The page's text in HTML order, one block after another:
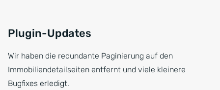
Plugin-Updates
Wir haben die redundante Paginierung auf den
Immobiliendetailseiten entfernt und viele kleinere
Bugfixes erledigt.